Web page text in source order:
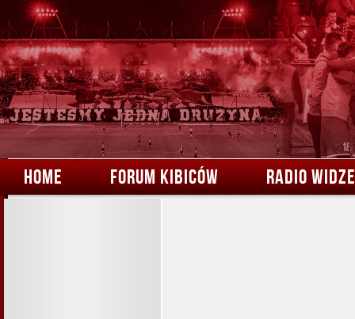
HOME FORUM KIBICÓW RADIO